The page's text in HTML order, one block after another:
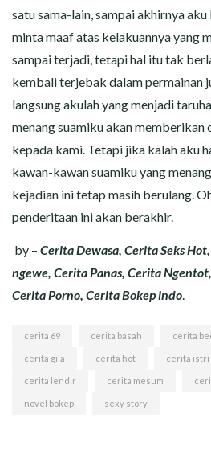
satu sama-lain, sampai akhirnya
minta maaf atas kelakuannya yang
sampai terjadi, tetapi hal itu tak
kembali terjebak dalam permainan
langsung akulah yang menjadi
menang suamiku akan memberikan
kepada kami. Tetapi jika kalah aku
kawan-kawan suamiku yang
kejadian ini tetap masih berulang.
penderitaan ini akan berakhir.
by – Cerita Dewasa, Cerita Seks
ngewe, Cerita Panas, Cerita
Cerita Porno, Cerita Bokep indo.
cerita 69 cerita basah cerita
cerita gila cerita hot cerita istri
cerita lendir cerita mesum
novel bokep sexy story